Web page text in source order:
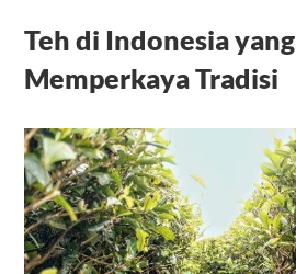
Teh di Indonesia yang
Memperkaya Tradisi